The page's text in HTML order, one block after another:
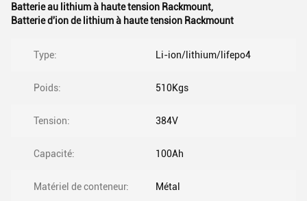
Batterie au lithium à haute tension Rackmount,
Batterie d'ion de lithium à haute tension Rackmount
Type: Li-ion/lithium/lifepo4
Poids: 510Kgs
Tension: 384V
Capacité: 100Ah
Matériel de conteneur: Métal